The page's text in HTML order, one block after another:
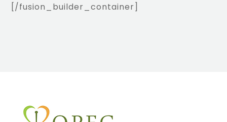
[/fusion_builder_container]